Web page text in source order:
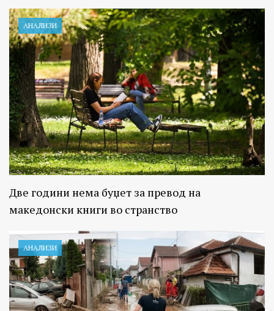
АНАЛИЗИ
Две години нема буџет за превод на
македонски книги во странство
АНАЛИЗИ